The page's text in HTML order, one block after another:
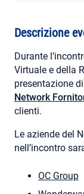
Descrizione
Durante
Virtuale e della
presentazione
Network
clienti.
Le aziende del
nell’incontro
OC Group